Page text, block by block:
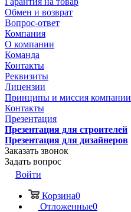
Обмен и возврат
Вопрос-ответ
Компания
О компании
Команда
Контакты
Реквизиты
Лицензии
Принципы и миссия компании
Контакты
Презентация
Презентация для строителей
Презентация для дизайнеров
Заказать звонок
Задать вопрос
Войти
Корзина0
Отложенные0